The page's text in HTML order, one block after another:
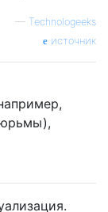
— Technologeeks
источник